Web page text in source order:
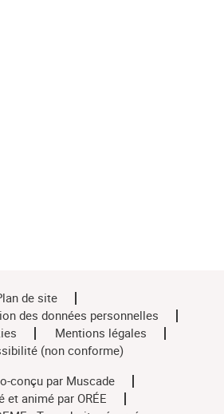
de site
des données personnelles
Mentions légales
(non conforme)
conçu par Muscade
et animé par ORÉE